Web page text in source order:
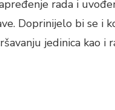
rada i
Doprinijelo bi se i
jedinica kao i